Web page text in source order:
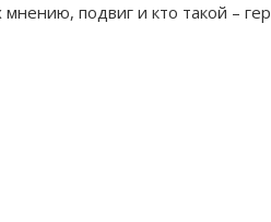
подвиг и кто такой –